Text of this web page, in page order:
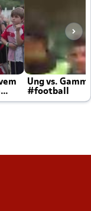
Ung vs.
#football